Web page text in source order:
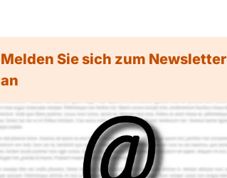
Melden Sie sich zum Newsletter
an